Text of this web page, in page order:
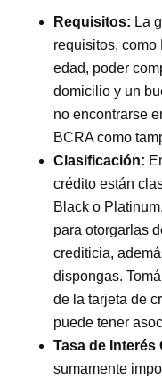
Requisitos: La
requisitos, como
edad, poder
domicilio y un
no encontrarse
BCRA como
Clasificación:
crédito están
Black o
para otorgarlas
crediticia,
dispongas.
de la tarjeta de
puede tener
Tasa de
sumamente